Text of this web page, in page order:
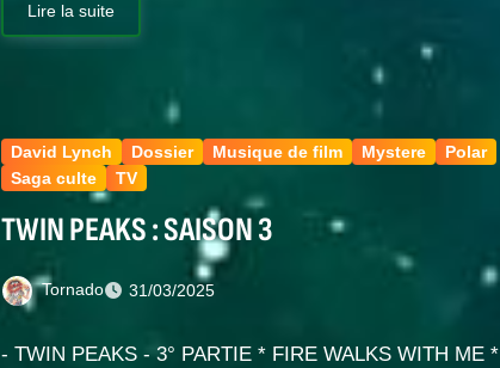
Lire la suite
David Lynch Dossier Musique de film Mystere
Polar
Saga culte
TV
TWIN PEAKS : SAISON 3
Tornado 31/03/2025
- TWIN PEAKS - 3° PARTIE * FIRE WALKS WITH ME *